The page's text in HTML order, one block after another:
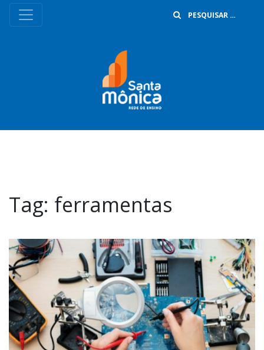
Tag: ferramentas